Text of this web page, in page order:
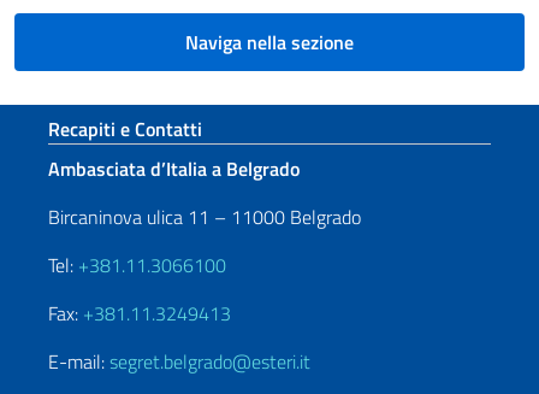
Naviga nella sezione
Sezione footer
Recapiti e Contatti
Ambasciata d’Italia a Belgrado
Bircaninova ulica 11 – 11000 Belgrado
Tel: +381.11.3066100
Fax: +381.11.3249413
E-mail:segret.belgrado@esteri.it